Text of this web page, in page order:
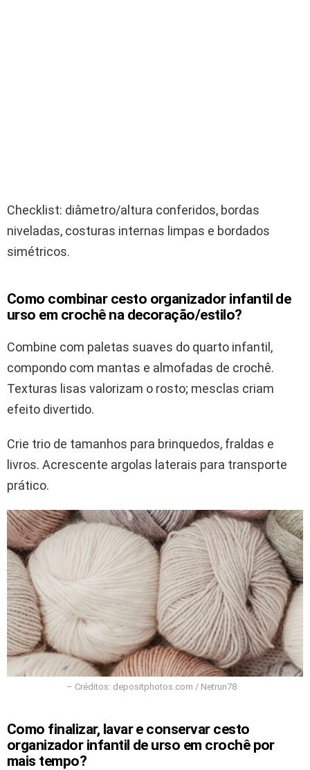
Checklist: diâmetro/altura conferidos, bordas
niveladas, costuras internas limpas e bordados
simétricos.
Como combinar cesto organizador infantil de
urso em crochê na decoração/estilo?
Combine com paletas suaves do quarto infantil,
compondo com mantas e almofadas de crochê.
Texturas lisas valorizam o rosto; mesclas criam
efeito divertido.
Crie trio de tamanhos para brinquedos, fraldas e
livros. Acrescente argolas laterais para transporte
prático.
– Créditos: depositphotos.com / Netrun78
Como finalizar, lavar e conservar cesto
organizador infantil de urso em crochê por
mais tempo?